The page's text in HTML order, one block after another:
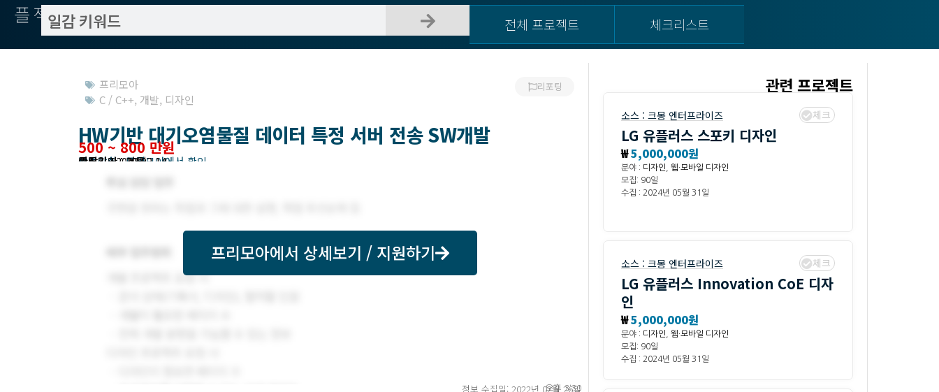
플젝서치 전체 프로젝트 체크리스트
프리모아
C / C++, 개발, 디자인
리포팅
HW기반 대기오염물질 데이터 특정 서버 전송 SW개발
500 ~ 800 만원
작업방식 : 도급
모집기한 : 프리모아에서 확인
예상기간 : 30일
등록일 : 2022.02.14
관련지역 : 서울
프리모아에서 상세보기 / 지원하기
정보 수집일: 2022년 02월 26일
오후 3:30
관련 프로젝트
소스 : 크몽 엔터프라이즈 체크
LG 유플러스 스포키 디자인
₩5,000,000원
분야 : 디자인
웹·모바일 디자인
모집: 90일
수집 : 2024년 05월 31일
소스 : 크몽 엔터프라이즈 체크
LG 유플러스 Innovation CoE 디자
인
₩5,000,000원
분야 : 디자인
웹·모바일 디자인
모집: 90일
수집 : 2024년 05월 31일